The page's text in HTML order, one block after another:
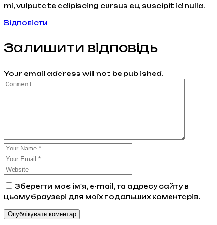
mi, vulputate adipiscing cursus eu, suscipit id nulla.
Відповісти
Залишити відповідь
Your email address will not be published.
Зберегти моє ім'я, e-mail, та адресу сайту в
цьому браузері для моїх подальших коментарів.